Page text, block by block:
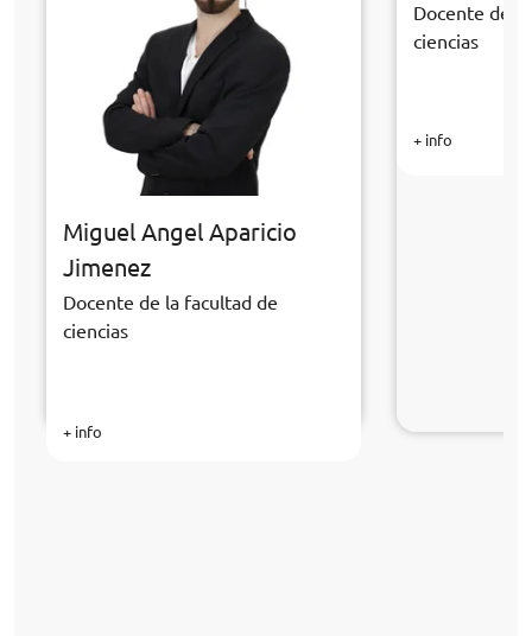
Miguel Angel Aparicio
Jimenez
Docente de la facultad de
ciencias
+ info
Docente de
ciencias
+ info